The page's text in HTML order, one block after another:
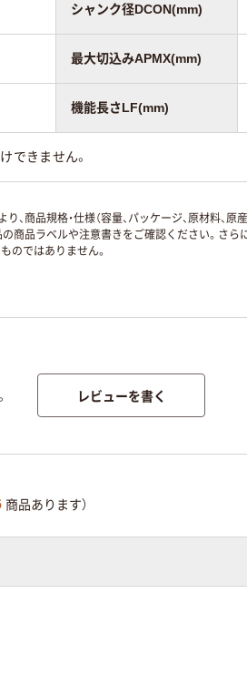
シャンク径DCON(mm)
最大切込みAPMX(mm)
機能長さLF(mm)
できません。
品規格・仕様（容量、パッケージ、原材料、
品ラベルや注意書きをご確認ください。さら
のではありません。
レビューを書く
商品あります）